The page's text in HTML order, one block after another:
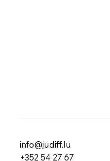
info@judiff.lu
+352 54 27 67